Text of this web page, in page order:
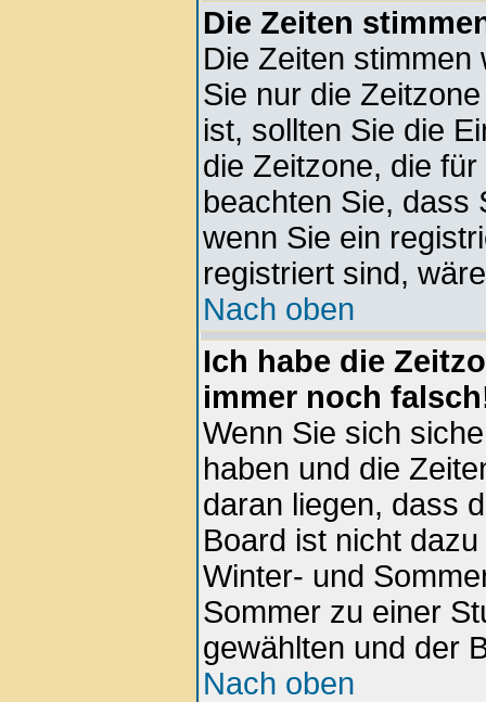
Die Zeiten
Die Zeiten
Sie nur die
ist, sollten Sie die
die Zeitzone, die
beachten Sie, dass
wenn Sie ein
registriert sind,
Nach oben
Ich habe die
immer noch
Wenn Sie sich
haben und die
daran liegen, dass
Board ist nicht
Winter- und
Sommer zu einer
gewählten und der
Nach oben